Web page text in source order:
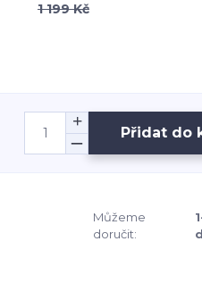
1 199 Kč
Přidat do
Můžeme
doručit: